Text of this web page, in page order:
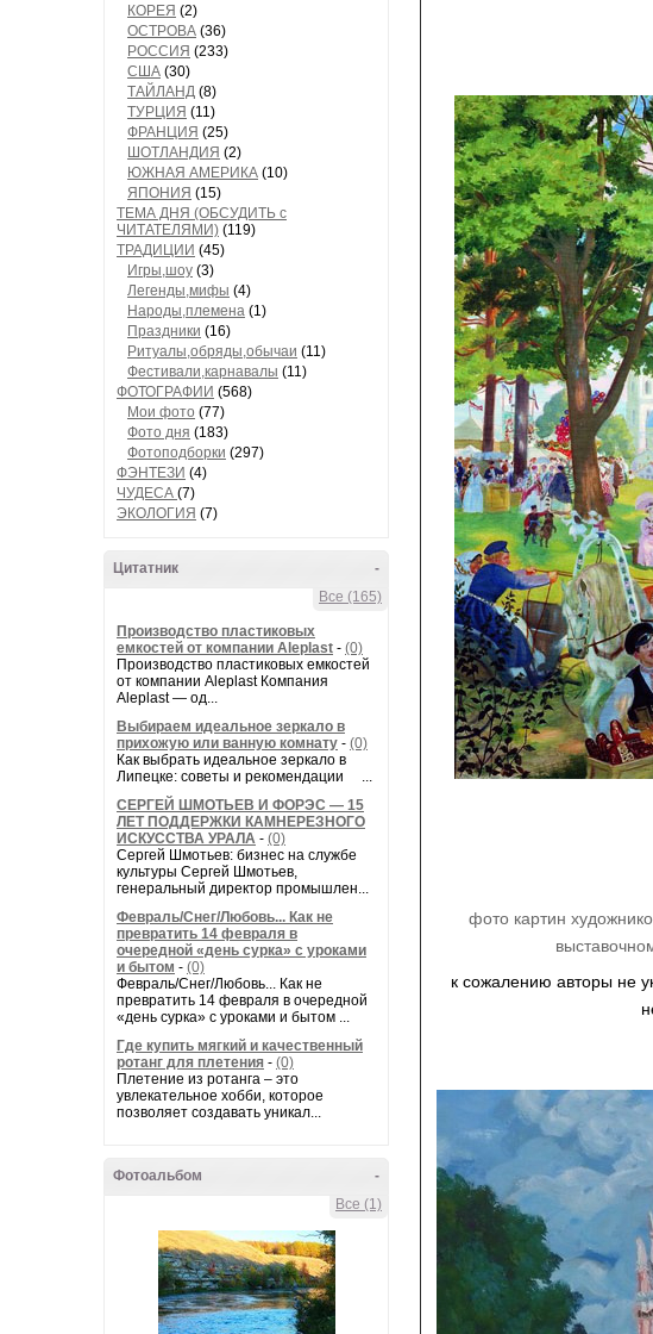
КОРЕЯ (2)
ОСТРОВА (36)
РОССИЯ (233)
США (30)
ТАЙЛАНД (8)
ТУРЦИЯ (11)
ФРАНЦИЯ (25)
ШОТЛАНДИЯ (2)
ЮЖНАЯ АМЕРИКА (10)
ЯПОНИЯ (15)
ТЕМА ДНЯ (ОБСУДИТЬ с
ЧИТАТЕЛЯМИ) (119)
ТРАДИЦИИ (45)
Игры,шоу (3)
Легенды,мифы (4)
Народы,племена (1)
Праздники (16)
Ритуалы,обряды,обычаи (11)
Фестивали,карнавалы (11)
ФОТОГРАФИИ (568)
Мои фото (77)
Фото дня (183)
Фотоподборки (297)
ФЭНТЕЗИ (4)
ЧУДЕСА (7)
ЭКОЛОГИЯ (7)
-
Цитатник
Все (165)
Производство пластиковых
емкостей от компании Aleplast - (0)
Производство пластиковых емкостей
от компании Aleplast Компания
Aleplast — од...
Выбираем идеальное зеркало в
прихожую или ванную комнату - (0)
Как выбрать идеальное зеркало в
Липецке: советы и рекомендации ...
СЕРГЕЙ ШМОТЬЕВ И ФОРЭС — 15
ЛЕТ ПОДДЕРЖКИ КАМНЕРЕЗНОГО
ИСКУССТВА УРАЛА - (0)
Сергей Шмотьев: бизнес на службе
культуры Сергей Шмотьев,
генеральный директор промышлен...
Февраль/Снег/Любовь... Как не
превратить 14 февраля в
очередной «день сурка» с уроками
и бытом - (0)
Февраль/Снег/Любовь... Как не
превратить 14 февраля в очередной
«день сурка» с уроками и бытом ...
Где купить мягкий и качественный
ротанг для плетения - (0)
Плетение из ротанга – это
увлекательное хобби, которое
позволяет создавать уникал...
-
Фотоальбом
Все (1)
фото картин
к сожалению авторы не